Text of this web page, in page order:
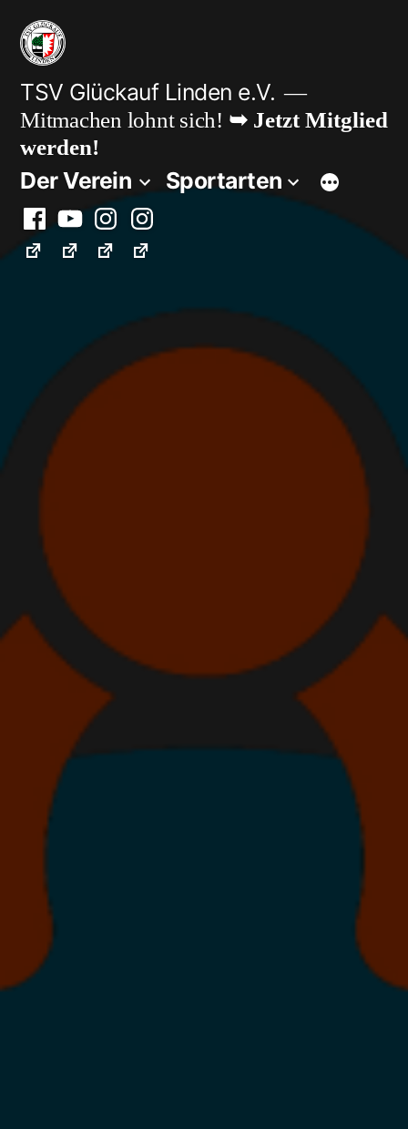
Zum
Inhalt
springen
TSV Glückauf Linden e.V.
Mitmachen lohnt sich! ➥ Jetzt Mitglied
werden!
Der Verein Sportarten
Facebook
YoutubeInstagramInstagram
Fußball